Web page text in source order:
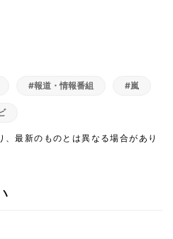
#報道・情報番組 #嵐
最新のものとは異なる場合があり